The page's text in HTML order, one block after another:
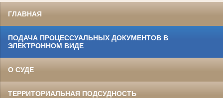
ГЛАВНАЯ
ПОДАЧА ПРОЦЕССУАЛЬНЫХ ДОКУМЕНТОВ В
ЭЛЕКТРОННОМ ВИДЕ
О СУДЕ
ТЕРРИТОРИАЛЬНАЯ ПОДСУДНОСТЬ